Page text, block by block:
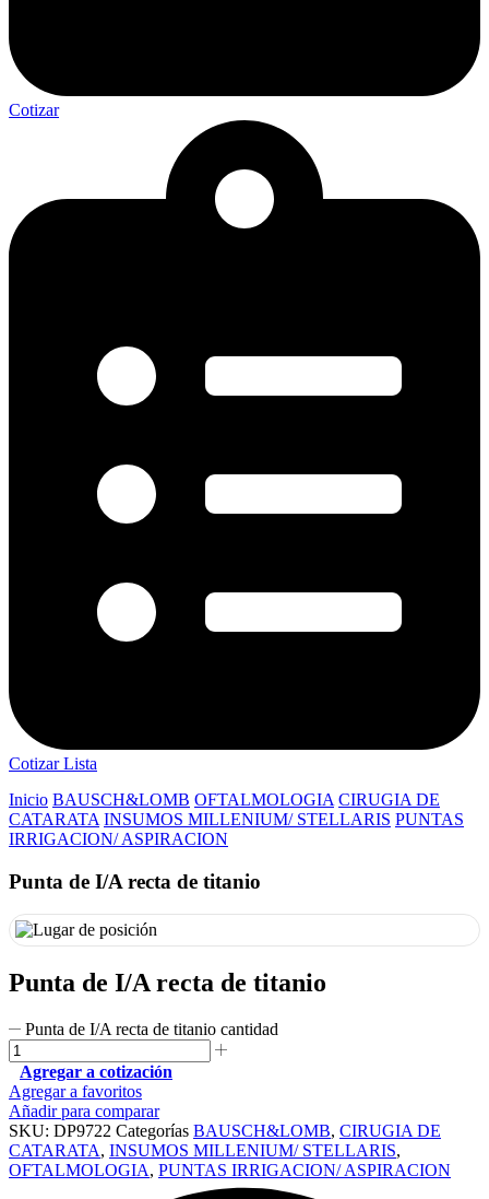
Cotizar
Cotizar Lista
Inicio BAUSCH&LOMB OFTALMOLOGIA CIRUGIA DE
CATARATA INSUMOS MILLENIUM/ STELLARIS PUNTAS
IRRIGACION/ ASPIRACION
Punta de I/A recta de titanio
Punta de I/A recta de titanio
Punta de I/A recta de titanio cantidad
Agregar a cotización
Agregar a favoritos
Añadir para comparar
SKU: DP9722 Categorías BAUSCH&LOMB, CIRUGIA DE
CATARATA, INSUMOS MILLENIUM/ STELLARIS,
OFTALMOLOGIA, PUNTAS IRRIGACION/ ASPIRACION